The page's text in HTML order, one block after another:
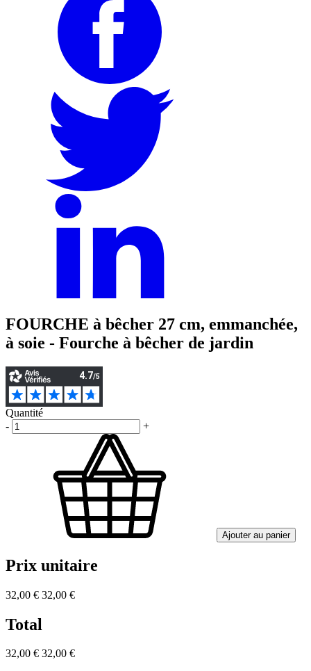
FOURCHE à bêcher 27 cm, emmanchée,
à soie - Fourche à bêcher de jardin
Quantité
-
+
Ajouter au panier
Prix unitaire
32,00 € 32,00 €
Total
32,00 € 32,00 €